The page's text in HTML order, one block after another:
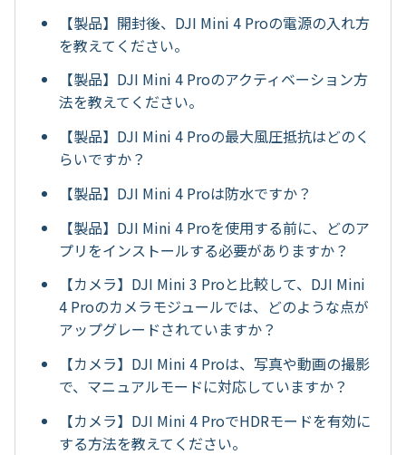
【製品】開封後、DJI Mini 4 Proの電源の入れ方
を教えてください。
【製品】DJI Mini 4 Proのアクティベーション方
法を教えてください。
【製品】DJI Mini 4 Proの最大風圧抵抗はどのく
らいですか？
【製品】DJI Mini 4 Proは防水ですか？
【製品】DJI Mini 4 Proを使用する前に、どのア
プリをインストールする必要がありますか？
【カメラ】DJI Mini 3 Proと比較して、DJI Mini
4 Proのカメラモジュールでは、どのような点が
アップグレードされていますか？
【カメラ】DJI Mini 4 Proは、写真や動画の撮影
で、マニュアルモードに対応していますか？
【カメラ】DJI Mini 4 ProでHDRモードを有効に
する方法を教えてください。